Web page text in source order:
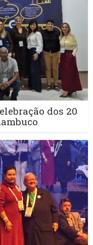
dos 20